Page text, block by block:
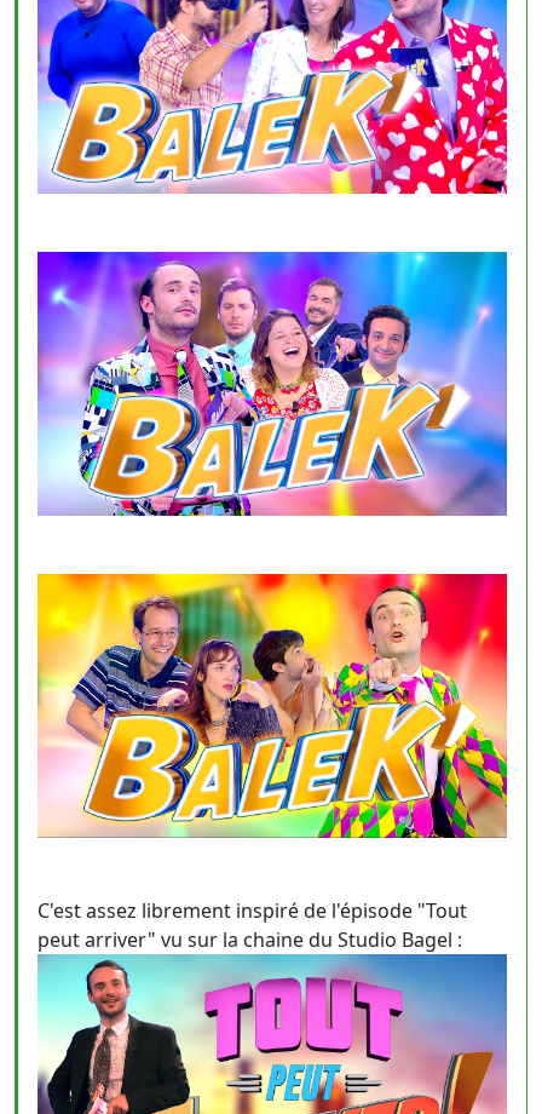
C'est assez librement inspiré de l'épisode "Tout
peut arriver" vu sur la chaine du Studio Bagel :